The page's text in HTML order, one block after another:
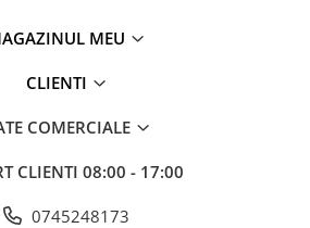
MEU
CLIENTI
COMERCIALE
CLIENTI 08:00 - 17:00
0745248173